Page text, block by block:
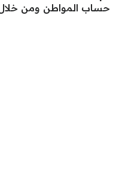
حساب المواطن ومن